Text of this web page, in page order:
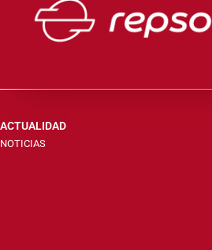
ACTUALIDAD
NOTICIAS